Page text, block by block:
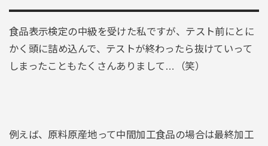
食品表示検定の中級を受けた私ですが、テスト前にとに
かく頭に詰め込んで、テストが終わったら抜けていって
しまったこともたくさんありまして…（笑）
例えば、原料原産地って中間加工食品の場合は最終加工